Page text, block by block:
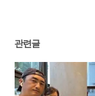
관련글